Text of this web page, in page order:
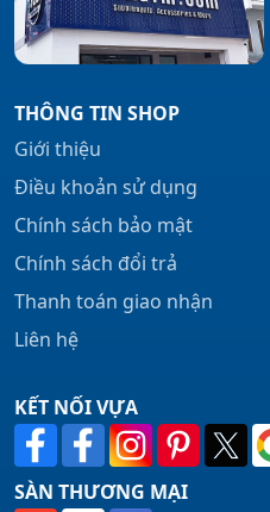
THÔNG TIN SHOP
Giới thiệu
Điều khoản sử dụng
Chính sách bảo mật
Chính sách đổi trả
Thanh toán giao nhận
Liên hệ
KẾT NỐI VỰA
SÀN THƯƠNG MẠI